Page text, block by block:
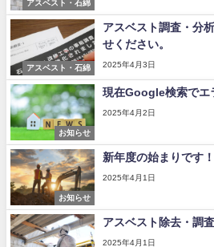
アスベスト・石綿
アスベスト・石綿
アスベスト調査・分
せください。
2025年4月3日
お知らせ
現在Google検索でエ
2025年4月2日
お知らせ
新年度の始まりです！
2025年4月1日
アスベスト除去・調
2025年4月1日